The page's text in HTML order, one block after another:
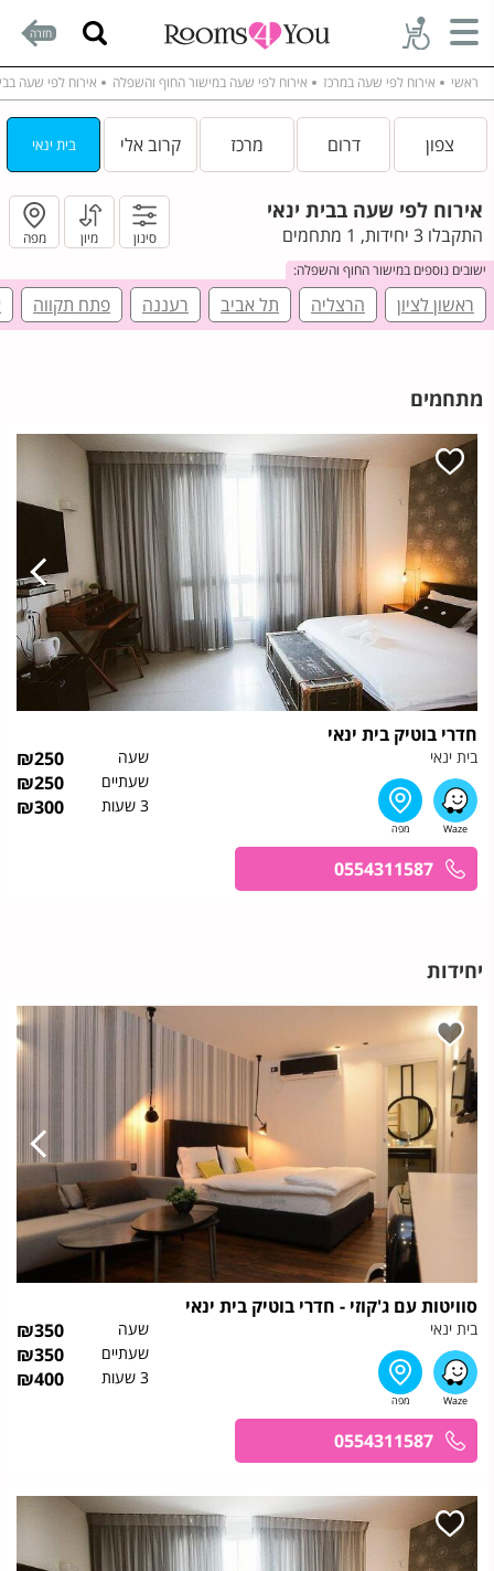
חזרה
ראשי אירוח לפי שעה במרכז אירוח לפי שעה במישור החוף והשפלה אירוח לפי שעה
צפון דרום מרכז קרוב אלי בית ינאי
אירוח לפי שעה בבית ינאי
התקבלו 3 יחידות, 1 מתחמים סינון מיון
מפה
ישובים נוספים במישור החוף והשפלה:
ראשון לציון הרצליה תל אביב רעננה פתח תקווה
מתחמים
חדרי בוטיק בית ינאי
בית ינאי שעה ₪250
שעתיים ₪250
3 שעות ₪300
0554311587
יחידות
סוויטות עם ג'קוזי - חדרי בוטיק בית ינאי
בית ינאי שעה ₪350
שעתיים ₪350
3 שעות ₪400
0554311587